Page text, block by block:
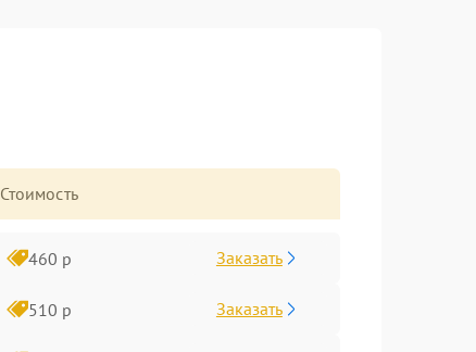
Стоимость
460 р Заказать
510 р Заказать